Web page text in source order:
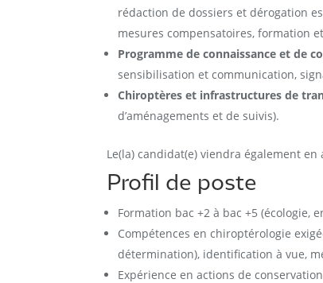
rédaction de dossiers et dérogation
mesures compensatoires, formation
Programme de connaissance et de
sensibilisation et communication,
Chiroptères et infrastructures de
d’aménagements et de suivis).
Le(la) candidat(e) viendra également
Profil de poste
Formation bac +2 à bac +5 (écologie,
Compétences en chiroptérologie
détermination), identification à vue,
Expérience en actions de